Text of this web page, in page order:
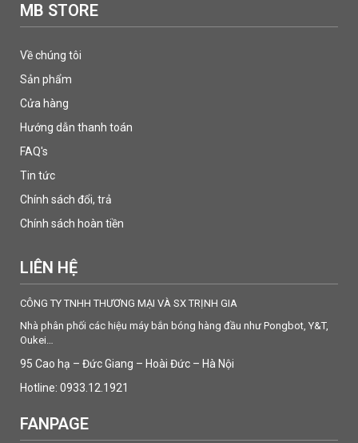
MB STORE
Về chúng tôi
Sản phẩm
Cửa hàng
Hướng dẫn thanh toán
FAQ's
Tin tức
Chính sách đổi, trả
Chính sách hoàn tiền
LIÊN HỆ
CÔNG TY TNHH THƯƠNG MẠI VÀ SX TRỊNH GIA
Nhà phân phối các hiệu máy bắn bóng hàng đầu như Pongbot, Y&T,
Oukei…
95 Cao hạ – Đức Giang – Hoài Đức – Hà Nội
Hotline: 0933.12.1921
FANPAGE